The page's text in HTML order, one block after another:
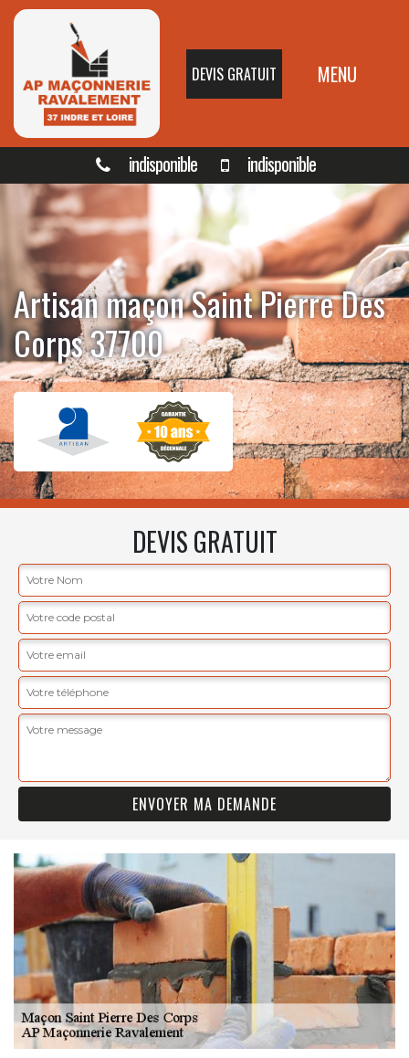
DEVIS GRATUIT MENU
indisponible indisponible
Artisan maçon Saint Pierre Des
Corps 37700
DEVIS GRATUIT